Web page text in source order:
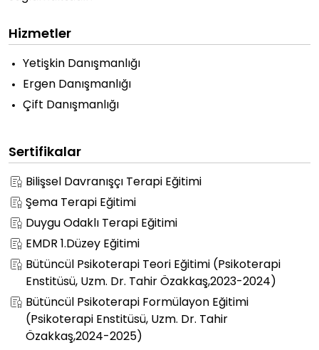
Hizmetler
Yetişkin Danışmanlığı
Ergen Danışmanlığı
Çift Danışmanlığı
Sertifikalar
Bilişsel Davranışçı Terapi Eğitimi
Şema Terapi Eğitimi
Duygu Odaklı Terapi Eğitimi
EMDR 1.Düzey Eğitimi
Bütüncül Psikoterapi Teori Eğitimi (Psikoterapi
Enstitüsü, Uzm. Dr. Tahir Özakkaş,2023-2024)
Bütüncül Psikoterapi Formülayon Eğitimi
(Psikoterapi Enstitüsü, Uzm. Dr. Tahir
Özakkaş,2024-2025)